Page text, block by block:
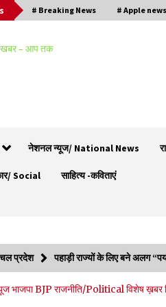
# Breaking News # Apple news
नेशनल न्यूज/ National News
Social साहित्य -कविताएं
11 से 13 सितंबर तक आयोजित होगी 27वीं वार्षिक
प्रदेश पहाड़ी राज्यों के लिए बने अलग
भाजपा BJP राजनीति/Politicalविशेष ख़बर